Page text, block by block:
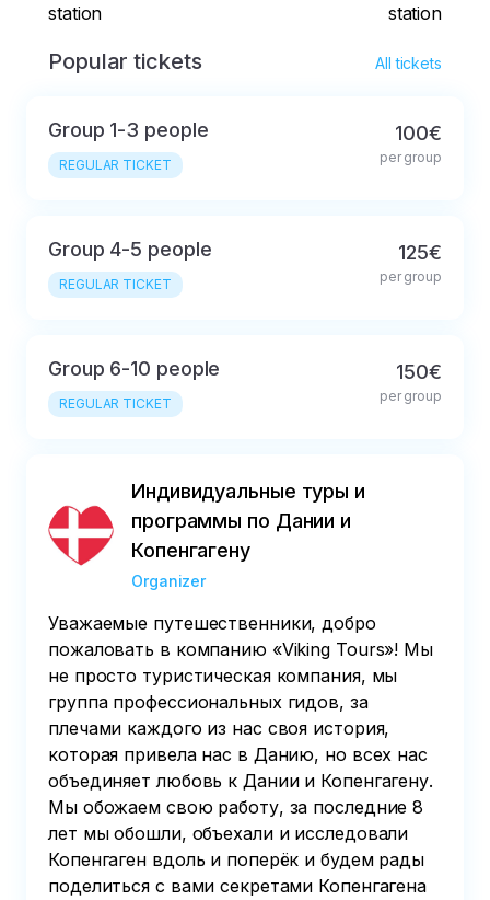
station
station
Popular tickets All tickets
Group 1-3 people
REGULAR TICKET
100€
per group
Group 4-5 people
REGULAR TICKET
125€
per group
Group 6-10 people
REGULAR TICKET
150€
per group
Индивидуальные туры и
программы по Дании и
Копенгагену
Organizer
Уважаемые путешественники, добро
пожаловать в компанию «Viking Tours»! Мы
не просто туристическая компания, мы
группа профессиональных гидов, за
плечами каждого из нас своя история,
которая привела нас в Данию, но всех нас
объединяет любовь к Дании и Копенгагену.
Мы обожаем свою работу, за последние 8
лет мы обошли, объехали и исследовали
Копенгаген вдоль и поперёк и будем рады
поделиться с вами секретами Копенгагена